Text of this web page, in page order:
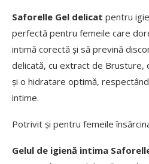
Saforelle Gel delicat pentru
perfectă pentru femeile care
intimă corectă și să prevină
delicată, cu extract de Brusture,
și o hidratare optimă,
intime.
Potrivit și pentru femeile
Gelul de igienă intima